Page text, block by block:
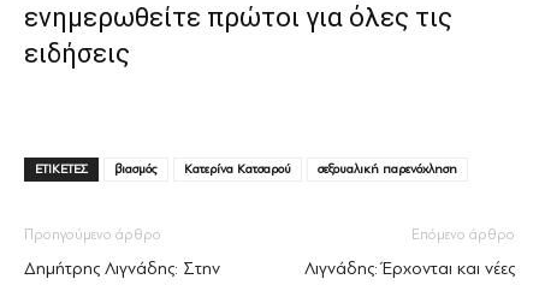
ενημερωθείτε πρώτοι για όλες τις
ειδήσεις
ΕΤΙΚΕΤΕΣ βιασμός Κατερίνα Κατσαρού σεξουαλική παρενόχληση
Προηγούμενο άρθρο
Δημήτρης Λιγνάδης: Στην
Επόμενο άρθρο
Λιγνάδης: Έρχονται και νέες